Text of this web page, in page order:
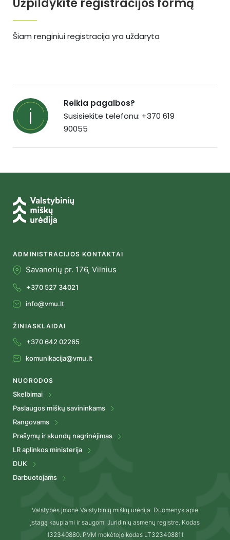
Užpildykite registracijos formą
Šiam renginiui registracija yra uždaryta
Reikia pagalbos?
Susisiekite telefonu: +370 619
90055
ADMINISTRACIJOS KONTAKTAI
Savanorių pr. 176, Vilnius
+370 527 34021
info@vmu.lt
ŽINIASKLAIDAI
+370 642 02265
komunikacija@vmu.lt
NUORODOS
Skelbimai
Paslaugos miškų savininkams
Rangovams
Prašymų ir skundų nagrinėjimas
LR aplinkos ministerija
DUK
Darbuotojams
Valstybės įmonė Valstybinių miškų urėdija. Duomenys apie
įstagą kaupiami ir saugomi Juridinių asmenų registre. Kodas
132340880. PVM mokėtojo kodas LT323408811